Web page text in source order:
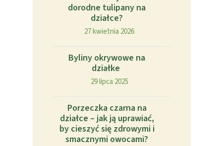
dorodne tulipany na
działce?
27 kwietnia 2026
Byliny okrywowe na
działke
29 lipca 2025
Porzeczka czarna na
działce – jak ją uprawiać,
by cieszyć się zdrowymi i
smacznymi owocami?